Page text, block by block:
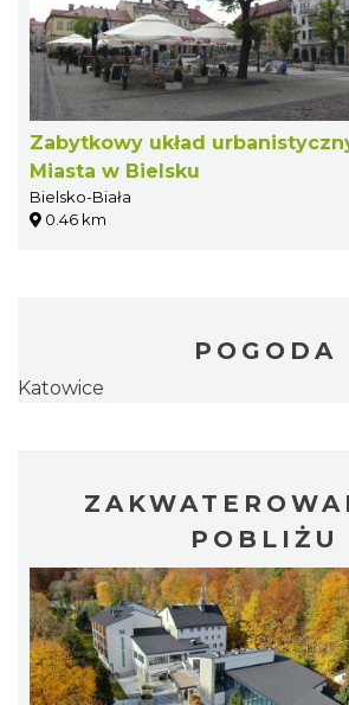
Zabytkowy układ
Miasta w Bielsku
Bielsko-Biała
0.46 km
POGODA
Katowice
POBLIŻU